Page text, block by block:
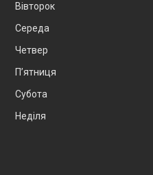
Вівторок
Середа
Четвер
Пʼятниця
Субота
Неділя